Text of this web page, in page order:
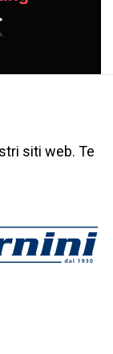
siti web. Te